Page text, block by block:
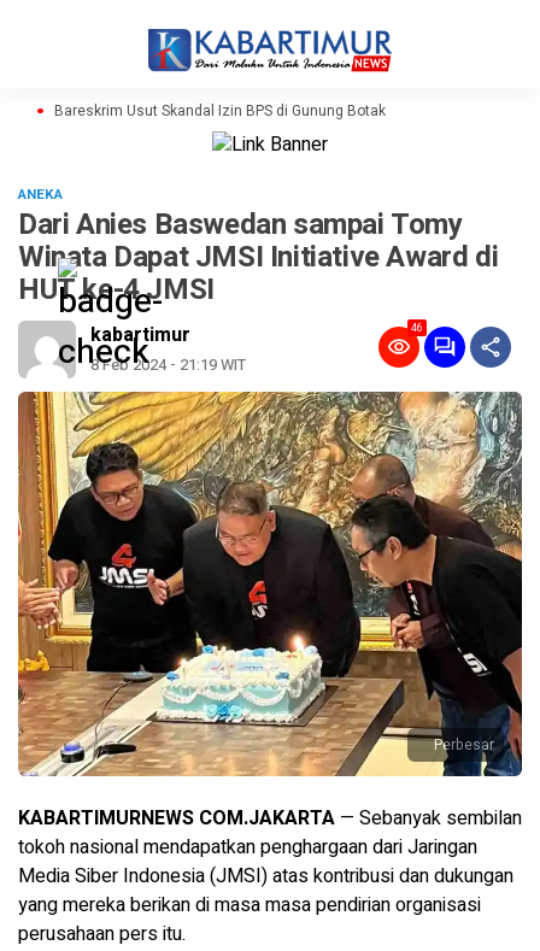
Bareskrim Usut Skandal Izin BPS di Gunung Botak
ANEKA
Dari Anies Baswedan sampai Tomy
Winata Dapat JMSI Initiative Award di
HUT ke-4 JMSI
kabartimur
8 Feb 2024 - 21:19 WIT
46
Perbesar
KABARTIMURNEWS COM.JAKARTA — Sebanyak sembilan
tokoh nasional mendapatkan penghargaan dari Jaringan
Media Siber Indonesia (JMSI) atas kontribusi dan dukungan
yang mereka berikan di masa masa pendirian organisasi
perusahaan pers itu.